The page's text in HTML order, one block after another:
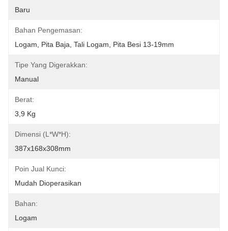
Baru
Bahan Pengemasan:
Logam, Pita Baja, Tali Logam, Pita Besi 13-19mm
Tipe Yang Digerakkan:
Manual
Berat:
3,9 Kg
Dimensi (l*w*h):
387x168x308mm
Poin Jual Kunci:
Mudah Dioperasikan
Bahan:
Logam